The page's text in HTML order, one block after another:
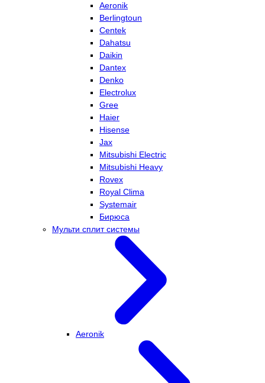
Aeronik
Berlingtoun
Centek
Dahatsu
Daikin
Dantex
Denko
Electrolux
Gree
Haier
Hisense
Jax
Mitsubishi Electric
Mitsubishi Heavy
Rovex
Royal Clima
Systemair
Бирюса
Мульти сплит системы
Aeronik